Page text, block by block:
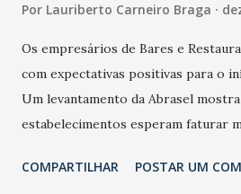
Por Lauriberto Carneiro Braga
Os empresários de Bares e
com expectativas positivas para o
Um levantamento da Abrasel
estabelecimentos esperam faturar
relação ao último trimestre deste
COMPARTILHAR POSTAR UM